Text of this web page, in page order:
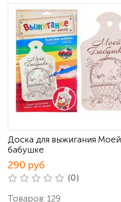
Доска для выжигания Моей
бабушке
290 руб
(0)
Товаров: 129